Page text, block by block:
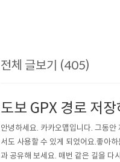
전체 글보기 (405)
도보 GPX 경로 저
안녕하세요. 카카오맵입니다. 그동
서도 사용할 수 있게 되었어요.좋아
과 공유해 보세요. 매번 같은 길을 다